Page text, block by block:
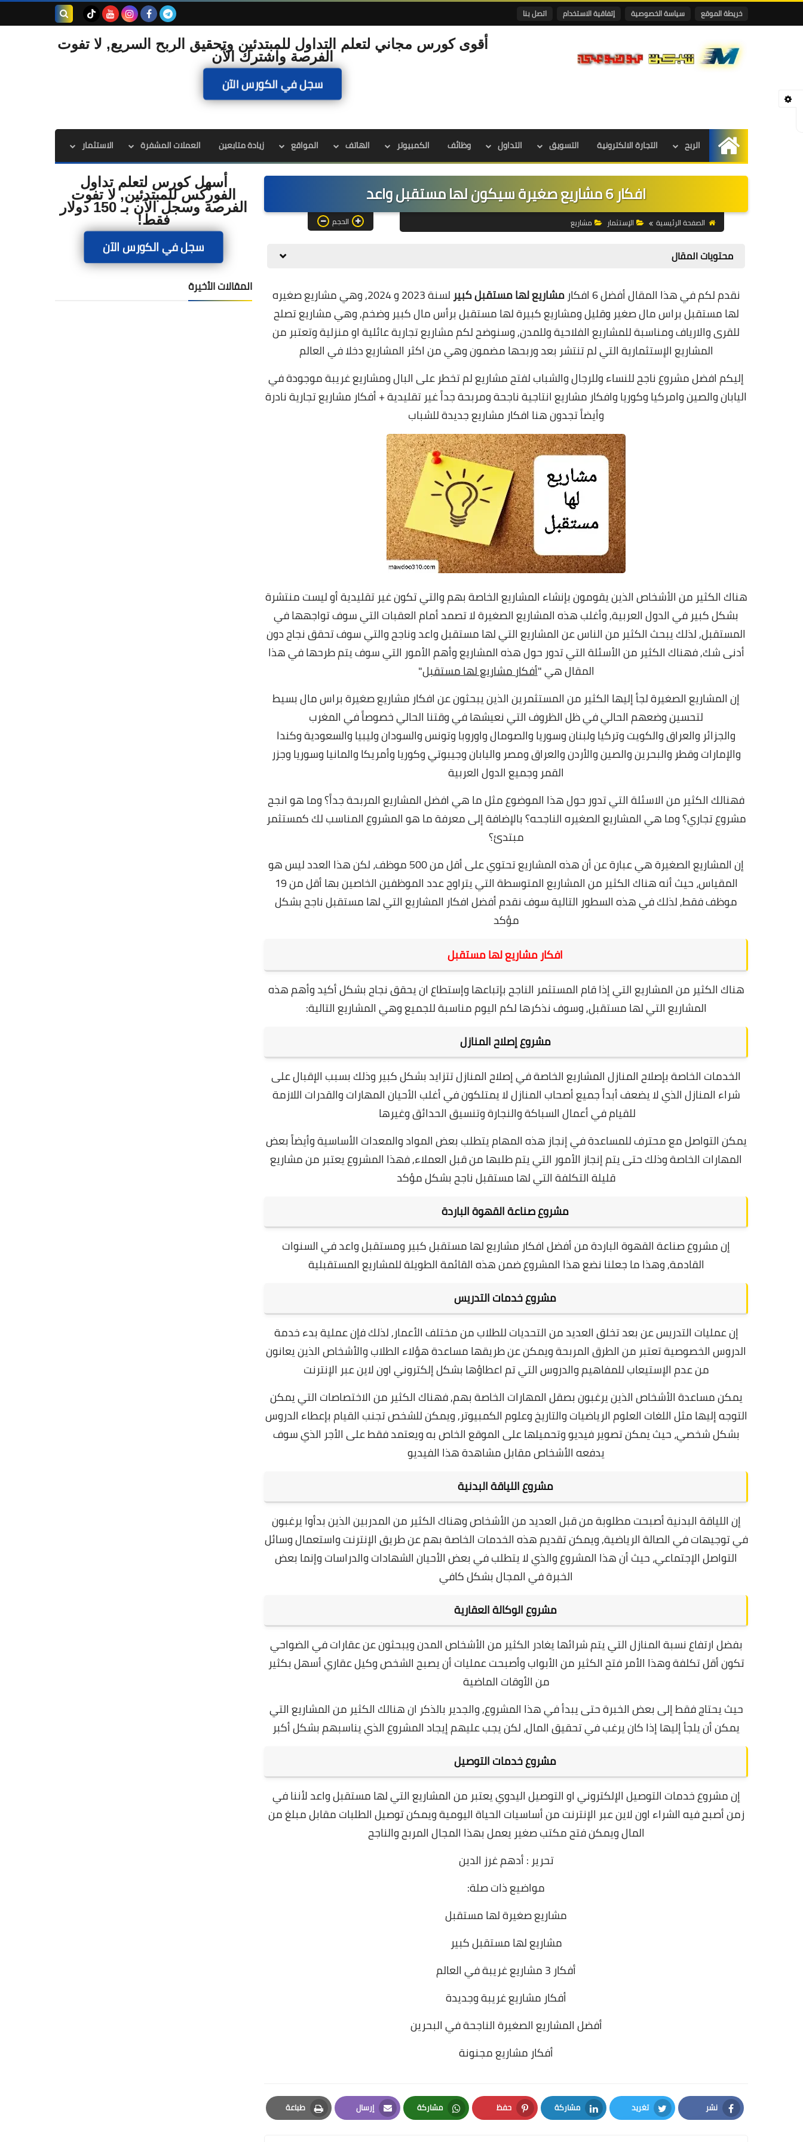
خريطة الموقع سياسة الخصوصية إتفاقية الاستخدام اتصل بنا
أقوى كورس مجاني لتعلم التداول للمبتدئين وتحقيق الربح السريع, لا تفوت
الفرصة واشترك الآن
سجل في الكورس الآن
الرئيسية
الربح التجارة الالكترونية التسويق التداول وظائف الكمبيوتر الهاتف المواقع زيادة متابعين العملات المشفرة الاستثمار
افكار 6 مشاريع صغيرة سيكون لها مستقبل واعد
الصفحة الرئيسية الإستثمار مشاريع الحجم
محتويات المقال
نقدم لكم في هذا المقال أفضل 6 افكار مشاريع لها مستقبل كبير
لسنة 2023 و 2024, وهي مشاريع صغيره
لها مستقبل براس مال صغير وقليل ومشاريع كبيرة لها مستقبل برأس مال كبير وضخم, وهي مشاريع تصلح
للقرى والارياف ومناسبة للمشاريع الفلاحية وللمدن, وسنوضح لكم مشاريع تجارية عائلية او منزلية وتعتبر من
المشاريع الإستثمارية التي لم تنتشر بعد وربحها مضمون وهي مناكثر المشاريع دخلا في العالم
إليكم افضل مشروع ناجح للنساء وللرجال والشباب لفتح مشاريع لم تخطر على البال ومشاريع غريبة موجودة في
اليابان والصين وامركيا وكوريا وافكار مشاريع انتاجية ناجحة ومربحة جداً غير تقليدية + أفكار مشاريع تجارية نادرة
وأيضاً تجدون هنا افكار مشاريع جديدة للشباب
هناك الكثير من الأشخاص الذين يقومون بإنشاء المشاريع الخاصة بهم والتي تكون غير تقليدية أو ليست منتشرة
بشكل كبير في الدول العربية, وأغلب هذه المشاريع الصغيرة لا تصمد أمام العقبات التي سوف تواجهها في
المستقبل,لذلك يبحث الكثير من الناس عن المشاريع التي لها مستقبل واعد وناجح والتي سوف تحقق نجاح دون
أدنى شك, فهناك الكثير من الأسئلة التي تدور حول هذه المشاريع وأهم الأمور التي سوف يتم طرحها في هذا
المقال هي "أفكار مشاريع لها مستقبل"
إن المشاريع الصغيرة لجأ إليها الكثير من المستثمرين الذين يبحثون عن افكار مشاريع صغيرة براس مال بسيط
لتحسين وضعهم الحالي في ظل الظروف التي نعيشها في وقتنا الحالي خصوصاً في المغرب
والجزائر والعراقوالكويتوتركياولبنانوسوريا والصومال واوروبا وتونسوالسودانوليبيا والسعودية وكندا
والإمارات وقطر والبحرين والصين والأردن والعراق ومصر واليابان وجيبوتي وكوريا وأمريكا والمانيا وسوريا وجزر
القمر وجميع الدول العربية
فهنالك الكثير من الاسئلة التي تدور حول هذا الموضوع مثل ما هي افضل المشاريع المربحة جداً؟ وما هو انجح
مشروع تجاري؟ وما هي المشاريع الصغيره الناجحه؟ بالإضافة إلى معرفة ما هو المشروع المناسب لك كمستثمر
مبتدئ؟
إن المشاريع الصغيرة هي عبارة عن أن هذه المشاريع تحتوي على أقل من 500 موظف، لكن هذا العدد ليس هو
المقياس، حيث أنه هناك الكثير من المشاريع المتوسطة التي يتراوح عدد الموظفين الخاصين بها أقل من 19
موظف فقط, لذلك في هذه السطور التالية سوف نقدم أفضل افكار المشاريع التي لها مستقبل ناجح بشكل
مؤكد
افكار مشاريع لها مستقبل
هناك الكثير من المشاريع التي إذا قام المستثمر الناجح بإتباعها وإستطاع ان يحقق نجاح بشكل أكيد وأهم هذه
المشاريع التي لها مستقبل, وسوف نذكرها لكم اليوم مناسبة للجميع وهي المشاريع التالية:
مشروع إصلاح المنازل
الخدمات الخاصة بإصلاح المنازلالمشاريع الخاصة في إصلاح المنازل تتزايد بشكل كبير وذلك بسبب الإقبال على
شراء المنازل الذي لا يضعف أبداً جميع أصحاب المنازل لا يمتلكون في أغلب الأحيان المهارات والقدرات اللازمة
للقيام في أعمال السباكة والنجارة وتنسيق الحدائق وغيرها
يمكن التواصل مع محترف للمساعدة في إنجاز هذه المهام يتطلب بعض المواد والمعدات الأساسية وأيضاً بعض
المهارات الخاصة وذلك حتى يتم إنجاز الأمور التي يتم طلبها من قبل العملاء, فهذا المشروع يعتبر من مشاريع
قليلة التكلفة التي لها مستقبل ناجح بشكل مؤكد
مشروع صناعة القهوة الباردة
إن مشروع صناعة القهوة الباردة من أفضل افكار مشاريع لها مستقبل كبير ومستقبل واعد في السنوات
القادمة, وهذا ما جعلنا نضع هذا المشروع ضمن هذه القائمة الطويلة للمشاريع المستقبلية
مشروع خدمات التدريس
إن عمليات التدريس عن بعد تخلق العديد من التحديات للطلاب من مختلف الأعمار, لذلك فإن عملية بدء خدمة
الدروس الخصوصية تعتبر من الطرق المربحة ويمكن عن طريقها مساعدة هؤلاء الطلاب والأشخاص الذين يعانون
من عدم الإستيعاب للمفاهيم والدروس التي تم اعطاؤها بشكل إلكتروني اون لاين عبر الإنترنت
يمكن مساعدة الأشخاص الذين يرغبون بصقل المهارات الخاصة بهم, فهناك الكثير من الاختصاصات التي يمكن
التوجه إليها مثل اللغات العلوم الرياضيات والتاريخ وعلوم الكمبيوتر, ويمكن للشخص تجنب القيام بإعطاء الدروس
بشكل شخصي، حيث يمكن تصوير فيديو وتحميلها على الموقع الخاص به ويعتمد فقط على الأجر الذي سوف
يدفعه الأشخاص مقابل مشاهدة هذا الفيديو
مشروع اللياقة البدنية
إن اللياقة البدنية أصبحت مطلوبة من قبل العديد من الأشخاص وهناك الكثير من المدربين الذين بدأوا يرغبون
في توجيهات في الصالة الرياضية, ويمكن تقديم هذه الخدمات الخاصة بهم عن طريق الإنترنت واستعمال وسائل
التواصل الإجتماعي، حيث أن هذا المشروع والذي لا يتطلب في بعض الأحيان الشهادات والدراسات وإنما بعض
الخبرة في المجال بشكل كافي
مشروع الوكالة العقارية
بفضل ارتفاع نسبة المنازل التي يتم شرائها يغادر الكثير من الأشخاص المدن ويبحثون عن عقارات في الضواحي
تكون أقل تكلفة وهذا الأمر فتح الكثير من الأبواب وأصبحت عمليات أن يصبح الشخص وكيل عقاري أسهل بكثير
من الأوقات الماضية
حيث يحتاج فقط إلى بعض الخبرة حتى يبدأ في هذا المشروع, والجدير بالذكر ان هنالك الكثير من المشاريع التي
يمكن أن يلجأ إليها إذا كان يرغب في تحقيق المال، لكن يجب عليهم إيجاد المشروع الذي يناسبهم بشكل أكبر
مشروع خدمات التوصيل
إن مشروع خدمات التوصيل الإلكتروني او التوصيل اليدوي يعتبر من المشاريع التي لها مستقبل واعد لأننا في
زمن أصبح فيه الشراء اون لاين عبر الإنترنت من أساسيات الحياة اليومية ويمكن توصيل الطلبات مقابل مبلغ من
المال ويمكن فتح مكتب صغير يعمل بهذا المجال المربح والناجح
تحرير : أدهم غرز الدين
مواضيع ذات صلة:
مشاريع صغيرة لها مستقبل
مشاريع لها مستقبل كبير
أفكار 3 مشاريع غريبة في العالم
أفكار مشاريع غريبة وجديدة
أفضل المشاريع الصغيرة الناجحة في البحرين
أفكار مشاريع مجنونة
نشر
Facebook
تغريد
Twitter
مشاركة
LinkedIn
حفظ
Pinterest
مشاركة
Whatsapp
إرسال
Email
طباعة
Print
أسهل كورس لتعلم تداول
الفوركس للمبتدئين, لا تفوت
الفرصة وسجل الآن بـ 150 دولار
فقط!
سجل في الكورس الآن
المقالات الأخيرة